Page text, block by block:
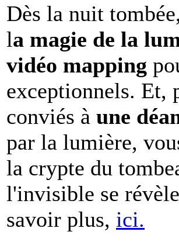
Dès la nuit tombée,
la magie de la
vidéo mapping
exceptionnels. Et,
conviés à une
par la lumière,
la crypte du
l'invisible se
savoir plus, ici.